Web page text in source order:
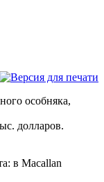
особняка,
долларов.
в Macallan